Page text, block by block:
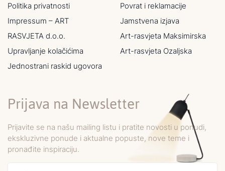
Politika privatnosti
Impressum – ART
RASVJETA d.o.o.
Upravljanje kolačićima
Jednostrani raskid ugovora
Povrat i reklamacije
Jamstvena izjava
Art-rasvjeta Maksimirska
Art-rasvjeta Ozaljska
Prijava na Newsletter
Prijavite se na našu mailing listu i pratite novosti u ponudi,
ekskluzivne ponude i aktualne popuste, nove teme i
pronađite inspiraciju.